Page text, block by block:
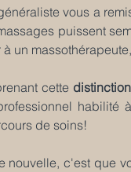
vous a
puissent
à un
cette distinction
habilité
de soins!
nouvelle, c'est que